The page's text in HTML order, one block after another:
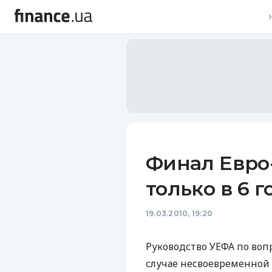
Финал
только в 6
19.03.2010, 19:20
Руководство УЕФА по
случае